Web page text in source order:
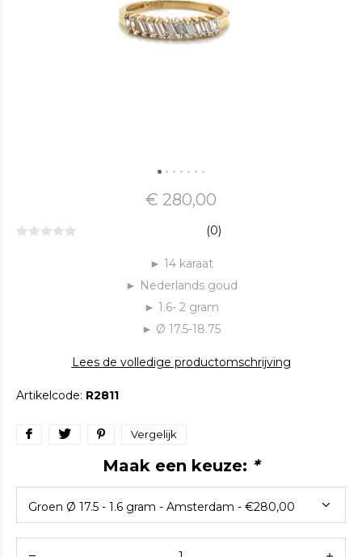
€ 280,00
(0)
► 14 karaat
► Nederlands goud
► 1.6- 2 gram
► Ø 17.5-18.75
Lees de volledige productomschrijving
Artikelcode: R2811
Vergelijk
Maak een keuze: *